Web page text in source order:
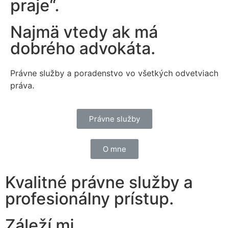
praje“.
Najmä vtedy ak má
dobrého advokáta.
Právne služby a poradenstvo vo všetkých odvetviach
práva.
Právne služby
O mne
Kvalitné právne služby a
profesionálny prístup.